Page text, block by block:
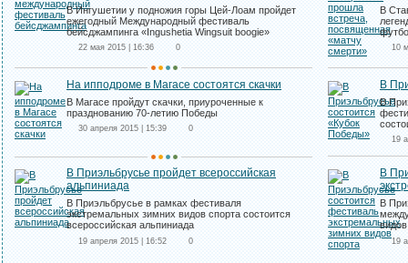
В Ингушетии у подножия горы Цей-Лоам пройдет
ежегодный Международный фестиваль
бейсджампинга «Ingushetia Wingsuit boogie»
22 мая 2015 | 16:36 0
В
10
На ипподроме в Магасе состоятся скачки
В Магасе пройдут скачки, приуроченные к
празднованию 70-летию Победы
30 апреля 2015 | 15:39 0
В
В
19
В Приэльбрусье пройдет всероссийская
альпиниада
В Приэльбрусье в рамках фестиваля
экстремальных зимних видов спорта состоится
всероссийская альпиниада
19 апреля 2015 | 16:52 0
В
В
19